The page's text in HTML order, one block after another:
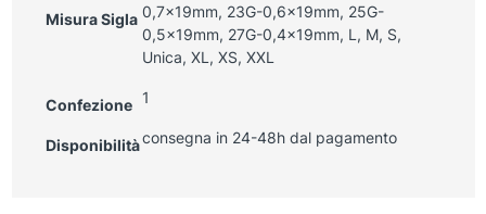
Misura Sigla 0,7x19mm, 23G-0,6x19mm, 25G-
0,5x19mm, 27G-0,4x19mm, L, M, S,
Unica, XL, XS, XXL
Confezione 1
Disponibilitàconsegna in 24-48h dal pagamento